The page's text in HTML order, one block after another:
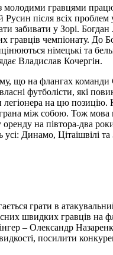
молодими гравцями
після всіх проблем
забивати у Зорі. Богдан
гравців чемпіонату. До
німецькі та
Владислав Кочергін.
що на флангах
футболісти, які
легіонера на цю
між собою. Тож мова
на півтора-два
Динамо, Цітаішвілі та
грати в
швидких гравців на
– Олександр
посилити